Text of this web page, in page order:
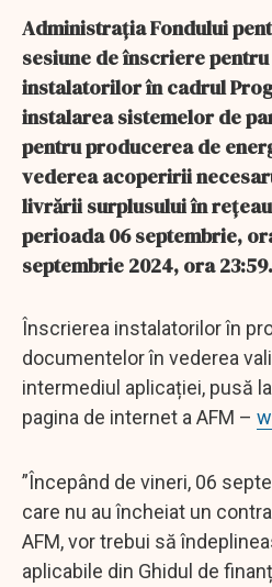
Administrația Fondului
sesiune de înscriere
instalatorilor în cadrul
instalarea sistemelor de
pentru producerea de
vederea acoperirii
livrării surplusului în
perioada 06 septembrie,
septembrie 2024, ora 23:59.
Înscrierea instalatorilor în
documentelor în vederea
intermediul aplicației, pusă
pagina de internet a AFM –
”Începând de vineri, 06
care nu au încheiat un
AFM, vor trebui să
aplicabile din Ghidul de